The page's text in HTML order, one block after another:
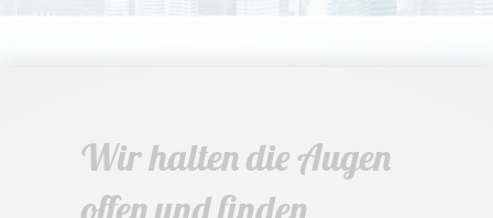
Wir halten die Augen
offen und finden